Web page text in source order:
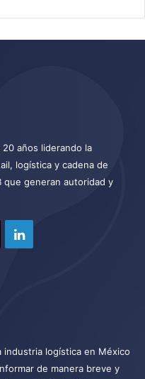
años liderando la
logística y cadena de
que generan autoridad y
LinkedIn
industria logística en México
de manera breve y